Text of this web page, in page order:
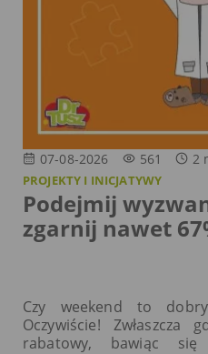
07-08-2026 561 2
PROJEKTY I INICJATYWY
Podejmij
zgarnij nawet
Czy weekend to
Oczywiście! Zwłaszcza
rabatowy, bawiąc